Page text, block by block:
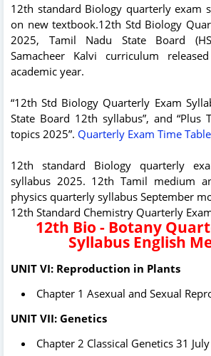
12th standard Biology quarterly exam
on new textbook.12th Std Biology
2025, Tamil Nadu State Board
Samacheer Kalvi curriculum
academic year.
“12th Std Biology Quarterly Exam
State Board 12th syllabus”, and “Plus
topics 2025”. Quarterly Exam Time
12th standard Biology quarterly
syllabus 2025. 12th Tamil medium
physics quarterly syllabus September
12th Standard Chemistry Quarterly
12th Bio - Botany
Syllabus English
UNIT VI: Reproduction in Plants
Chapter 1 Asexual and Sexual
UNIT VII: Genetics
Chapter 2 Classical Genetics 31 July